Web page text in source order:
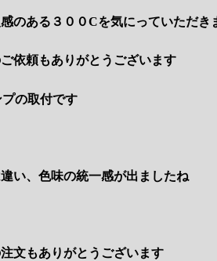
のある３００Cを気にっていただき
依頼もありがとうございます
の取付です
い、色味の統一感が出ましたね
文もありがとうございます